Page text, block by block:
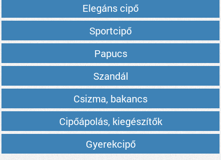
Elegáns cipő
Sportcipő
Papucs
Szandál
Csizma, bakancs
Cipőápolás, kiegészítők
Gyerekcipő